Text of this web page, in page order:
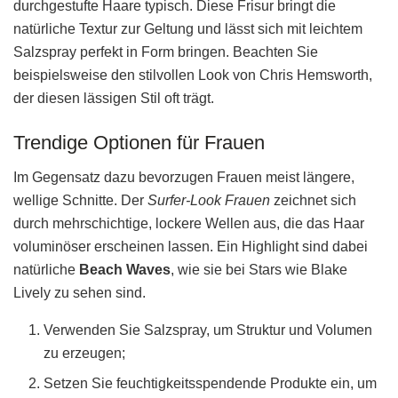
durchgestufte Haare typisch. Diese Frisur bringt die
natürliche Textur zur Geltung und lässt sich mit leichtem
Salzspray perfekt in Form bringen. Beachten Sie
beispielsweise den stilvollen Look von Chris Hemsworth,
der diesen lässigen Stil oft trägt.
Trendige Optionen für Frauen
Im Gegensatz dazu bevorzugen Frauen meist längere,
wellige Schnitte. Der Surfer-Look Frauen zeichnet sich
durch mehrschichtige, lockere Wellen aus, die das Haar
voluminöser erscheinen lassen. Ein Highlight sind dabei
natürliche Beach Waves, wie sie bei Stars wie Blake
Lively zu sehen sind.
Verwenden Sie Salzspray, um Struktur und Volumen
zu erzeugen;
Setzen Sie feuchtigkeitsspendende Produkte ein, um